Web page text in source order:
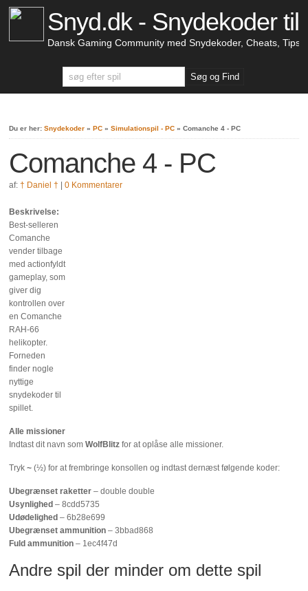
Snyd.dk - Snydekoder til
Dansk Gaming Community med Snydekoder, Cheats, Tips
Du er her:Snydekoder »PC »Simulationspil - PC »Comanche 4 - PC
Comanche 4 - PC
af:† Daniel † |0 Kommentarer
Beskrivelse:
Best-selleren
Comanche
vender tilbage
med actionfyldt
gameplay, som
giver dig
kontrollen over
en Comanche
RAH-66
helikopter.
Forneden
finder nogle
nyttige
snydekoder til
spillet.
Alle missioner
Indtast dit navn somWolfBlitz for at oplåse alle missioner.
Tryk~ (½) for at frembringe konsollen og indtast dernæst følgende koder:
Ubegrænset raketter – double double
Usynlighed– 8cdd5735
Udødelighed– 6b28e699
Ubegrænset ammunition– 3bbad868
Fuld ammunition– 1ec4f47d
Andre spil der minder om dette spil